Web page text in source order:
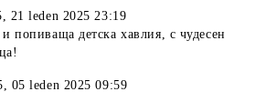
, 21 leden 2025 23:19
попиваща детска хавлия, с чудесен
, 05 leden 2025 09:59